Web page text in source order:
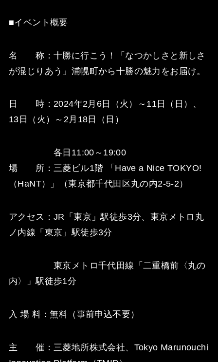
■イベント概要
名 称：十勝に行こう！「なつかしさと新しさ
が混じりあう」浦幌町から十勝の魅力をお届け。
日 時：2024年2月6日（火）～11日（日）、
13日（火）～2月18日（日）
各日11:00～19:00
場 所：三菱ビル1階 「Have a Nice TOKYO!
（HaNT）」（東京都千代田区丸の内2-5-2）
アクセス：JR「東京」駅徒歩3分、東京メトロ丸
ノ内線「東京」駅徒歩3分
東京メトロ千代田線「二重橋前〈丸の
内〉」駅徒歩1分
入 場 料：無料（事前申込不要）
主 催：三菱地所株式会社、Tokyo Marunouchi